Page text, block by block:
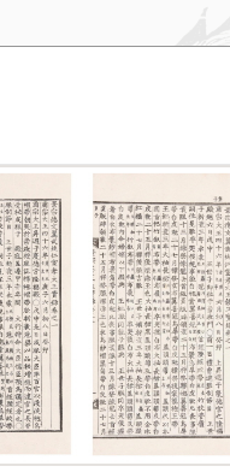
설명
용”이 동시에 포함된 자료를 검
약용”이 포함된 자료를 검색
후 “정약용”이 나오지 않는 자